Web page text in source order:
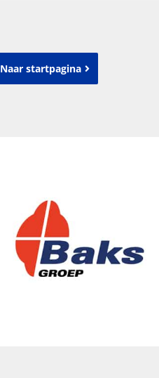
Naar startpagina